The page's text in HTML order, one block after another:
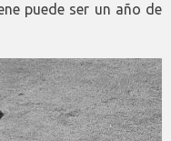
puede ser un año de